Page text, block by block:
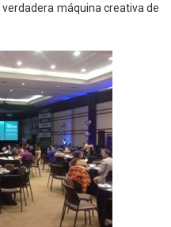
máquina creativa de